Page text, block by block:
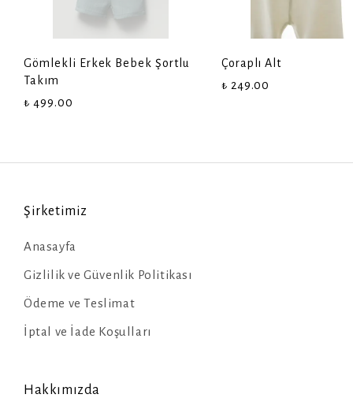
Gömlekli Erkek Bebek Şortlu
Takım
₺ 499.00
Çoraplı Alt
₺ 249.00
Şirketimiz
Anasayfa
Gizlilik ve Güvenlik Politikası
Ödeme ve Teslimat
İptal ve İade Koşulları
Hakkımızda